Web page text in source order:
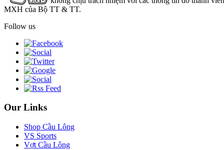
MXH của Bộ TT & TT.
Follow us
Our Links
Shop Cầu Lông
VS Sports
Vợt Cầu Lông